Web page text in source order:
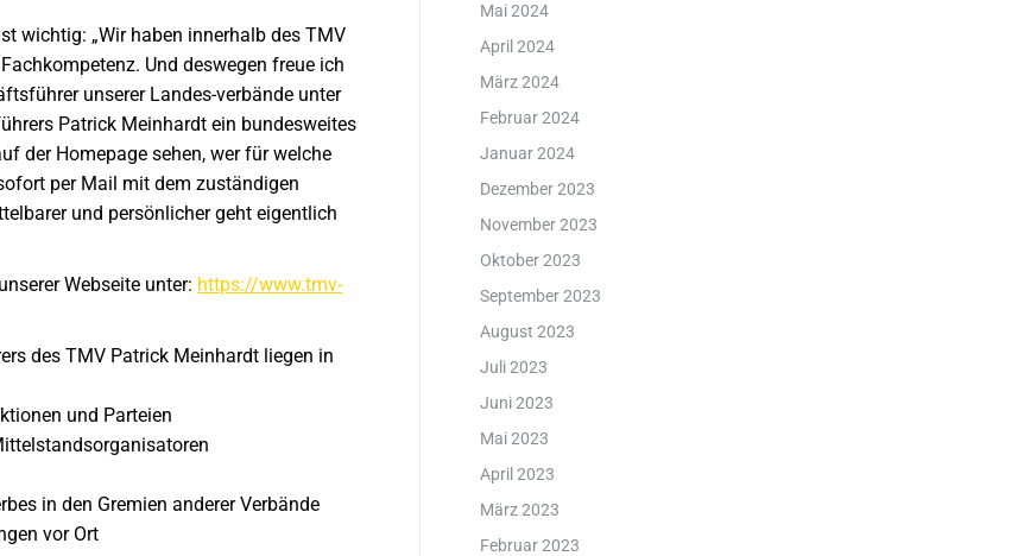
wichtig: „Wir haben innerhalb des TMV
Und deswegen freue ich
unserer Landes-verbände unter
Patrick Meinhardt ein bundesweites
der Homepage sehen, wer für welche
per Mail mit dem zuständigen
und persönlicher geht eigentlich
Webseite unter: https://www.tmv-
des TMV Patrick Meinhardt liegen in
und Parteien
in den Gremien anderer Verbände
vor Ort
Mai 2024
April 2024
März 2024
Februar 2024
Januar 2024
Dezember 2023
November 2023
Oktober 2023
September 2023
August 2023
Juli 2023
Juni 2023
Mai 2023
April 2023
März 2023
Februar 2023